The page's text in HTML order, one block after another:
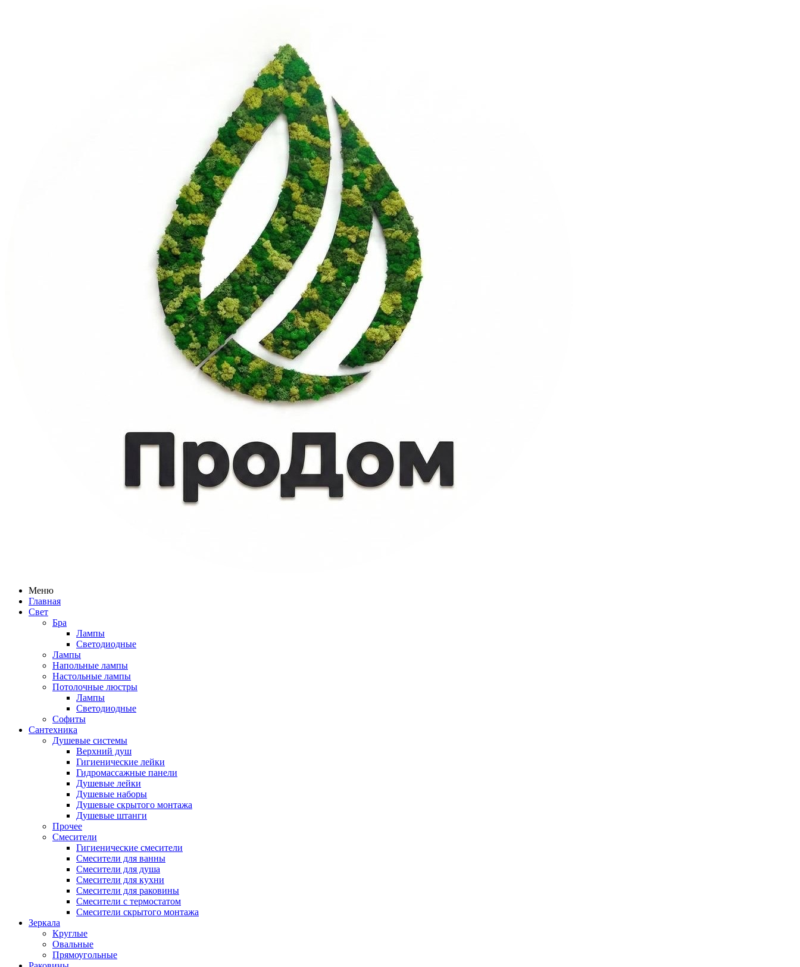
Меню
Главная
Свет
Бра
Лампы
Светодиодные
Лампы
Напольные лампы
Настольные лампы
Потолочные люстры
Лампы
Светодиодные
Софиты
Сантехника
Душевые системы
Верхний душ
Гигиенические лейки
Гидромассажные панели
Душевые лейки
Душевые наборы
Душевые скрытого монтажа
Душевые штанги
Прочее
Смесители
Гигиенические смесители
Смесители для ванны
Смесители для душа
Смесители для кухни
Смесители для раковины
Смесители с термостатом
Смесители скрытого монтажа
Зеркала
Круглые
Овальные
Прямоугольные